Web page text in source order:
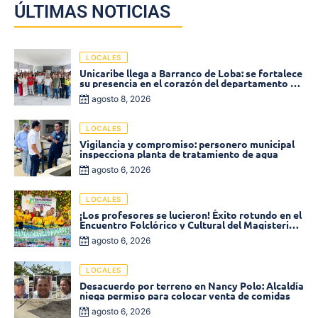
ÚLTIMAS NOTICIAS
LOCALES
Unicaribe llega a Barranco de Loba: se fortalece
su presencia en el corazón del departamento de
Bolívar
agosto 8, 2026
LOCALES
Vigilancia y compromiso: personero municipal
inspecciona planta de tratamiento de agua
agosto 6, 2026
LOCALES
¡Los profesores se lucieron! Éxito rotundo en el
Encuentro Folclórico y Cultural del Magisterio
2026 en Ciénaga
agosto 6, 2026
LOCALES
Desacuerdo por terreno en Nancy Polo: Alcaldía
niega permiso para colocar venta de comidas
agosto 6, 2026